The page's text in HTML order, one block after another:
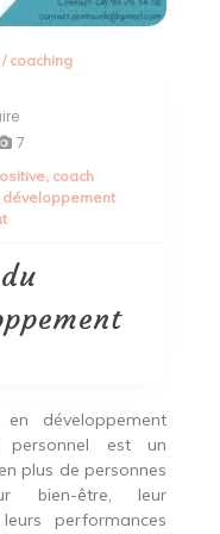
/ coaching
on
Le
essentiel
du
développement
personnel
7
, coach
développement
développement
personnel est un
plus de personnes
bien-être, leur
performances